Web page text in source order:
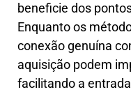
beneficie dos
Enquanto os
conexão genuína
aquisição podem
facilitando a